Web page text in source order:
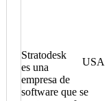
USA
Stratodesk
es una
empresa de
software que se